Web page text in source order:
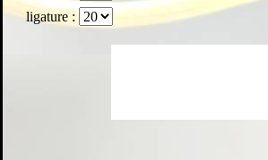
ligature :